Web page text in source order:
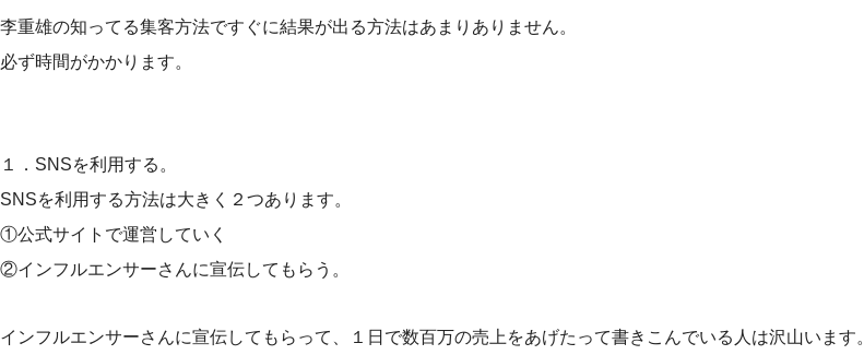
李重雄の知ってる集客方法ですぐに結果が出る方法はあまりありません。
必ず時間がかかります。
１．SNSを利用する。
SNSを利用する方法は大きく２つあります。
①公式サイトで運営していく
②インフルエンサーさんに宣伝してもらう。
インフルエンサーさんに宣伝してもらって、１日で数百万の売上をあげたって書きこんでいる人は沢山います。